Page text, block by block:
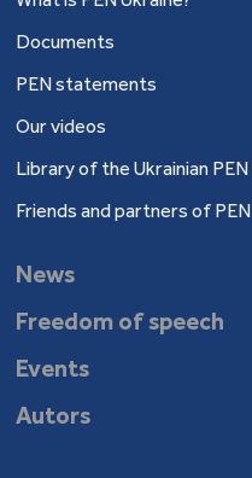
Documents
PEN statements
Our videos
Library of the Ukrainian PEN
Friends and partners of PEN
News
Freedom of speech
Events
Autors